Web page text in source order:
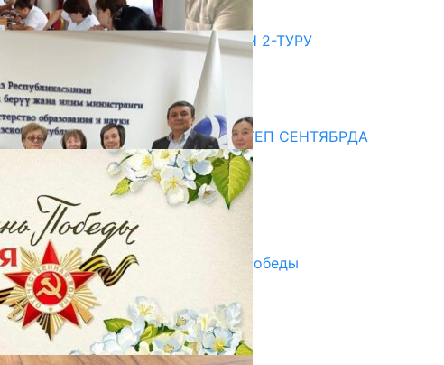
20.07.2026
ЖОЖДОРГО КАБЫЛ АЛУУНУН 2-ТУРУ
20.07.2026
Медиа
СУЗАКТА 750 ОРУНДУУ МЕКТЕП СЕНТЯБРДА
ПАЙДАЛАНУУГА БЕРИЛЕТ
07.08.2025
Улуу Жеңиштин жандуу сөзү
29.04.2025
Награды в преддверии Дня Победы
29.04.2025